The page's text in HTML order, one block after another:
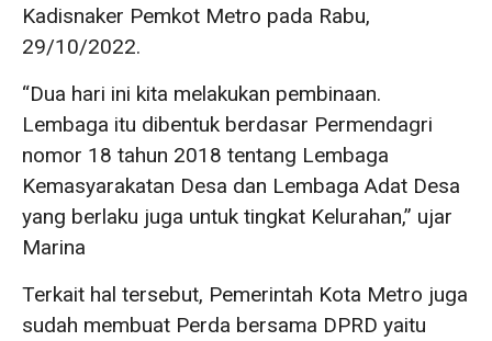
Kadisnaker Pemkot Metro pada Rabu,
29/10/2022.
“Dua hari ini kita melakukan pembinaan.
Lembaga itu dibentuk berdasar Permendagri
nomor 18 tahun 2018 tentang Lembaga
Kemasyarakatan Desa dan Lembaga Adat Desa
yang berlaku juga untuk tingkat Kelurahan,” ujar
Marina
Terkait hal tersebut, Pemerintah Kota Metro juga
sudah membuat Perda bersama DPRD yaitu